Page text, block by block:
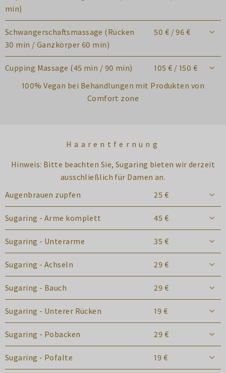
min)
Schwangerschaftsmassage (Rücken
30 min / Ganzkörper 60 min)
50 € / 96 €
Cupping Massage (45 min / 90 min)
105 € / 150 €
100% Vegan bei Behandlungen mit Produkten von
Comfort zone
Haarentfernung
Hinweis: Bitte beachten Sie, Sugaring bieten wir derzeit
ausschließlich für Damen an.
Augenbrauen zupfen
25 €
Sugaring - Arme komplett 45 €
Sugaring - Unterarme 35 €
Sugaring - Achseln 29 €
Sugaring - Bauch 29 €
Sugaring - Unterer Rücken 19 €
Sugaring - Pobacken 29 €
Sugaring - Pofalte 19 €